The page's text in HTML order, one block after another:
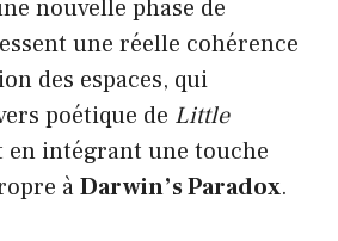
nouvelle phase de
une réelle cohérence
des espaces, qui
poétique de Little
intégrant une touche
àDarwin’s Paradox.